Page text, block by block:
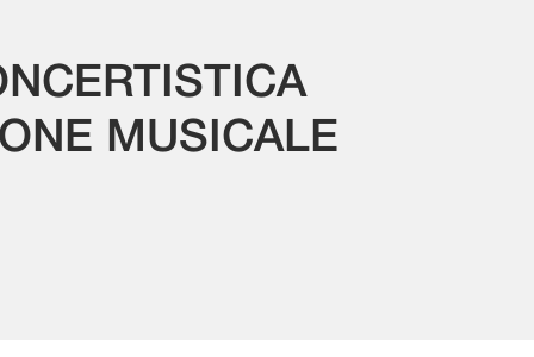
MUSICALE